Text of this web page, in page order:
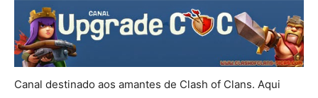
Canal destinado aos amantes de Clash of Clans. Aqui